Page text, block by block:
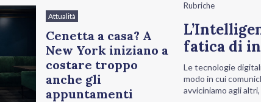
Attualità
Cenetta a casa? A
New York iniziano a
costare troppo
anche gli
appuntamenti
Rubriche
fatica di
Le tecnologie
modo in cui
avviciniamo agli